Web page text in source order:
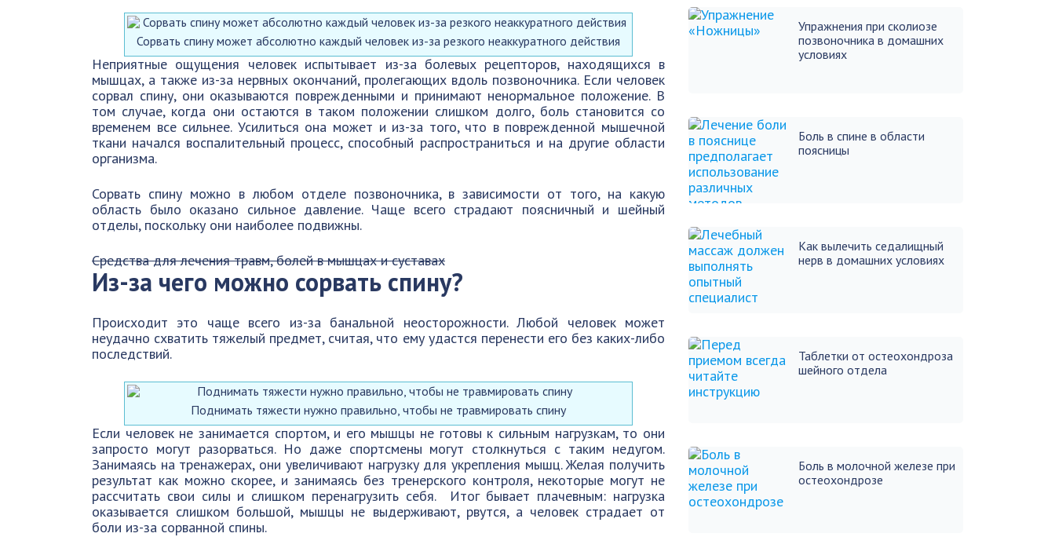
Сорвать спину может абсолютно каждый человек из-за резкого неаккуратного действия
Неприятные ощущения человек испытывает из-за болевых рецепторов, находящихся в
мышцах, а также из-за нервных окончаний, пролегающих вдоль позвоночника. Если человек
сорвал спину, они оказываются поврежденными и принимают ненормальное положение. В
том случае, когда они остаются в таком положении слишком долго, боль становится со
временем все сильнее. Усилиться она может и из-за того, что в поврежденной мышечной
ткани начался воспалительный процесс, способный распространиться и на другие области
организма.
Сорвать спину можно в любом отделе позвоночника, в зависимости от того, на какую
область было оказано сильное давление. Чаще всего страдают поясничный и шейный
отделы, поскольку они наиболее подвижны.
Средства для лечения травм, болей в мышцах и суставах
Из-за чего можно сорвать спину?
Происходит это чаще всего из-за банальной неосторожности. Любой человек может
неудачно схватить тяжелый предмет, считая, что ему удастся перенести его без каких-либо
последствий.
Поднимать тяжести нужно правильно, чтобы не травмировать спину
Если человек не занимается спортом, и его мышцы не готовы к сильным нагрузкам, то они
запросто могут разорваться. Но даже спортсмены могут столкнуться с таким недугом.
Занимаясь на тренажерах, они увеличивают нагрузку для укрепления мышц. Желая получить
результат как можно скорее, и занимаясь без тренерского контроля, некоторые могут не
рассчитать свои силы и слишком перенагрузить себя. Итог бывает плачевным: нагрузка
оказывается слишком большой, мышцы не выдерживают, рвутся, а человек страдает от
боли из-за сорванной спины.
Упражнения при сколиозе
позвоночника в домашних
условиях
Боль в спине в области
поясницы
Как вылечить седалищный
нерв в домашних условиях
Таблетки от остеохондроза
шейного отдела
Боль в молочной железе при
остеохондрозе